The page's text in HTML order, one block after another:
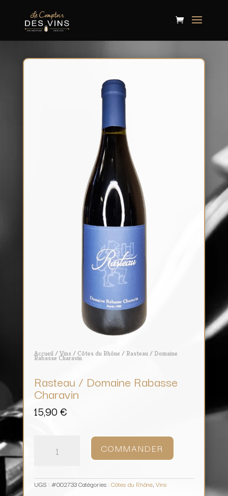
Accueil/Vins/ Côtes du Rhône / Rasteau / Domaine
Rabasse Charavin
Rasteau / Domaine Rabasse
Charavin
15,90€
COMMANDER
UGS : #002733Catégories : Côtes du Rhône, Vins